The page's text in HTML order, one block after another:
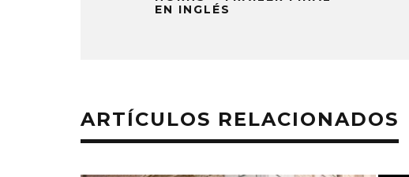
EN INGLÉS
ARTÍCULOS RELACIONADOS